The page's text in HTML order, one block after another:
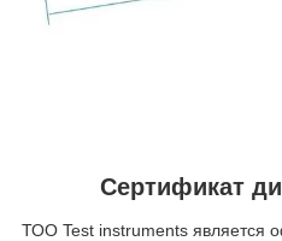
Сертификат
ТОО Test instruments является